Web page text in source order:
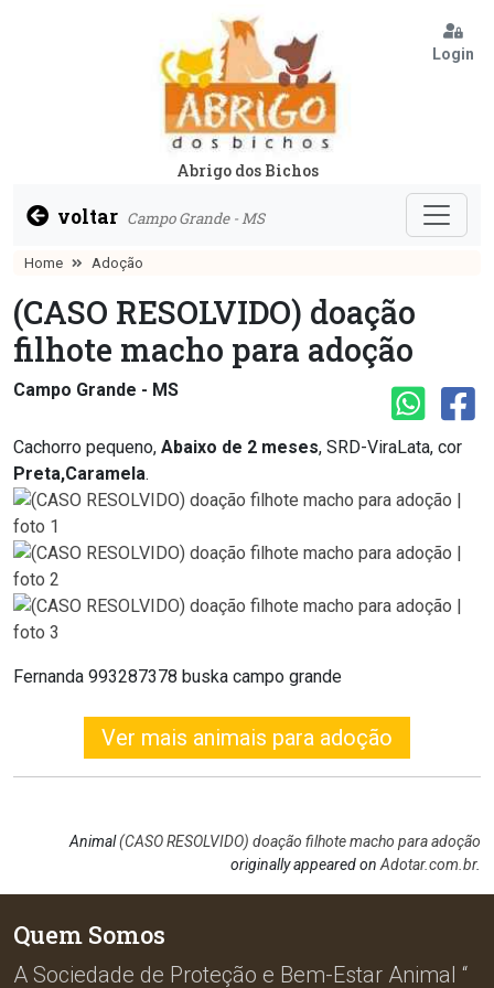
Login
Abrigo dos Bichos
voltar Campo Grande - MS
Home Adoção
(CASO RESOLVIDO) doação
filhote macho para adoção
Campo Grande - MS
Cachorro pequeno, Abaixo de 2 meses, SRD-ViraLata, cor
Preta,Caramela.
Fernanda 993287378 buska campo grande
Ver mais animais para adoção
Animal(CASO RESOLVIDO) doação filhote macho para adoção
originally appeared on Adotar.com.br.
Quem Somos
A Sociedade de Proteção e Bem-Estar Animal “